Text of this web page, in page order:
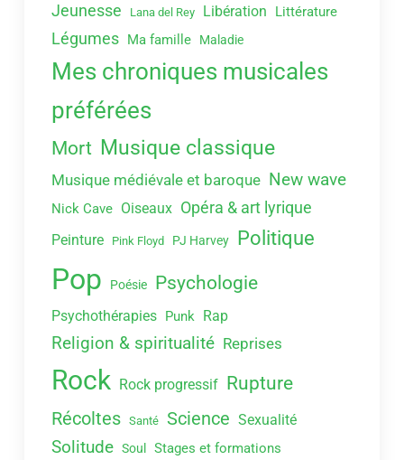
Jeunesse Lana del Rey Libération Littérature
Légumes Ma famille Maladie
Mes chroniques musicales
préférées
Mort Musique classique
Musique médiévale et baroque New wave
Nick Cave Oiseaux Opéra & art lyrique
Peinture Pink Floyd PJ Harvey Politique
Pop Poésie Psychologie
Psychothérapies Punk Rap
Religion & spiritualité Reprises
Rock Rock progressif Rupture
Récoltes Santé Science Sexualité
Solitude Soul Stages et formations